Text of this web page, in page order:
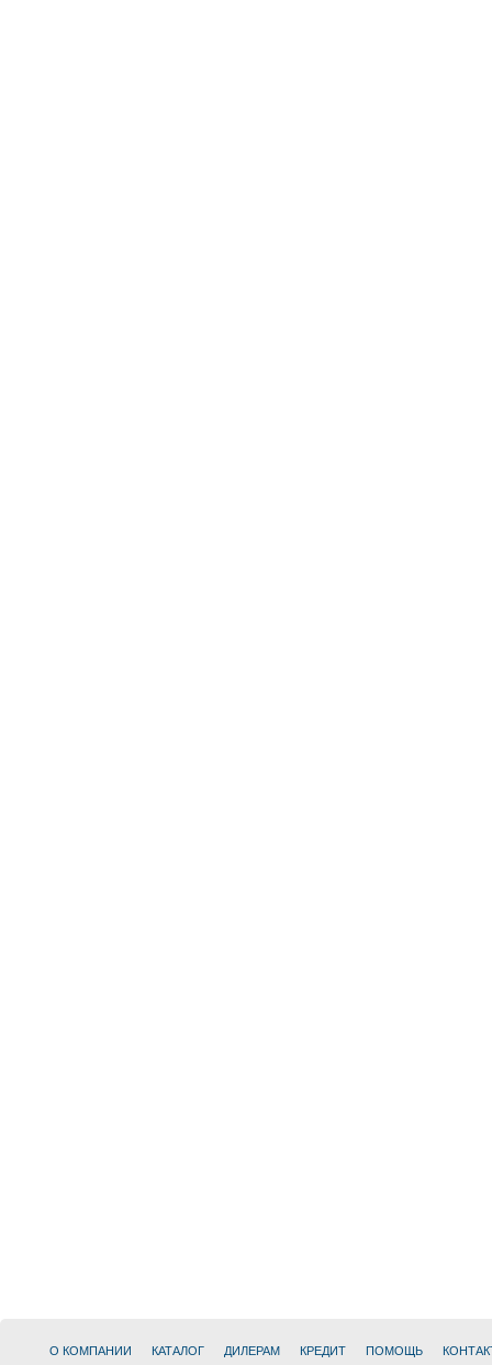
О КОМПАНИИ КАТАЛОГ ДИЛЕРАМ КРЕДИТ ПОМОЩЬ